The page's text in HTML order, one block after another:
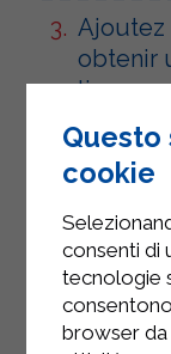
Ajoutez
obtenir
lisse.
Versez
Servez
froid !
Questo
cookie
consenti di
tecnologie
browser